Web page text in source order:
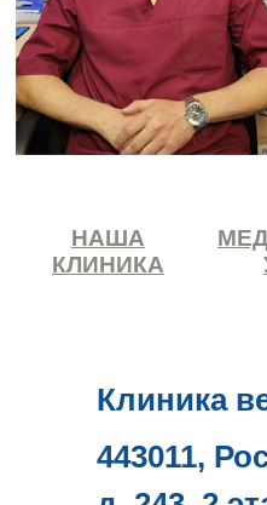
НАША
КЛИНИКА
Клиника
443011,